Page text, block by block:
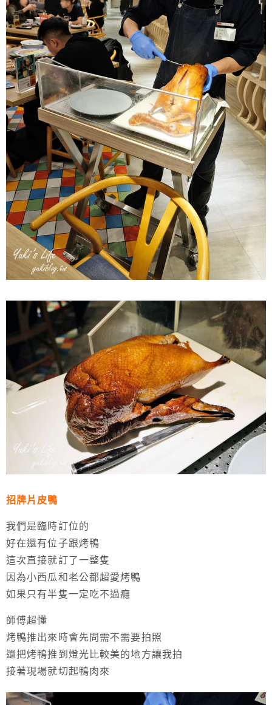
招牌片皮鴨
我們是臨時訂位的
好在還有位子跟烤鴨
這次直接就訂了一整隻
因為小西瓜和老公都超愛烤鴨
如果只有半隻一定吃不過癮
師傅超懂
烤鴨推出來時會先問需不需要拍照
還把烤鴨推到燈光比較美的地方讓我拍
接著現場就切起鴨肉來